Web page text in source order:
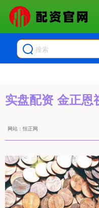
实盘配资 金正恩
网站：恒正网